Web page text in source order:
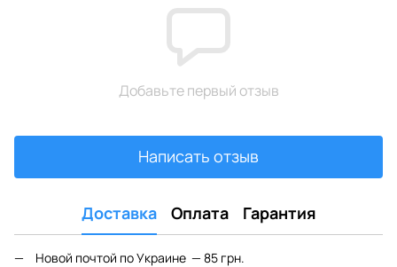
Добавьте первый отзыв
Написать отзыв
Доставка Оплата Гарантия
Новой почтой по Украине — 85 грн.